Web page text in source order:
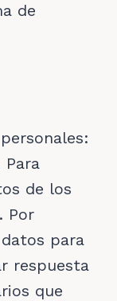
de
de los
Por
para
respuesta
que